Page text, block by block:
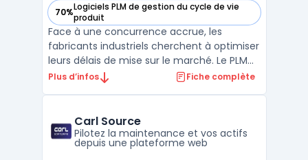
70%Logiciels PLM de gestion du cycle de vie
produit
— voir Visiativ PLM dans cette catégorie
Face à une concurrence accrue, les
fabricants industriels cherchent à optimiser
leurs délais de mise sur le marché. Le PLM
(Product Lifecycle Management) répond à
un espace sécurisé. Il facilite la
collaboration entre ...
Plus d’infos Fiche complète
Carl Source
Pilotez la maintenance et vos actifs
depuis une plateforme web